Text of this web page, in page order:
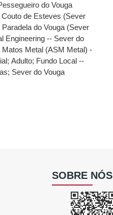
do Vouga
de Esteves (Sever
do Vouga (Sever
Engineering -- Sever do
Matos Metal (ASM Metal) -
;Adulto; Fundo Local --
; Sever do Vouga
SOBRE NÓS